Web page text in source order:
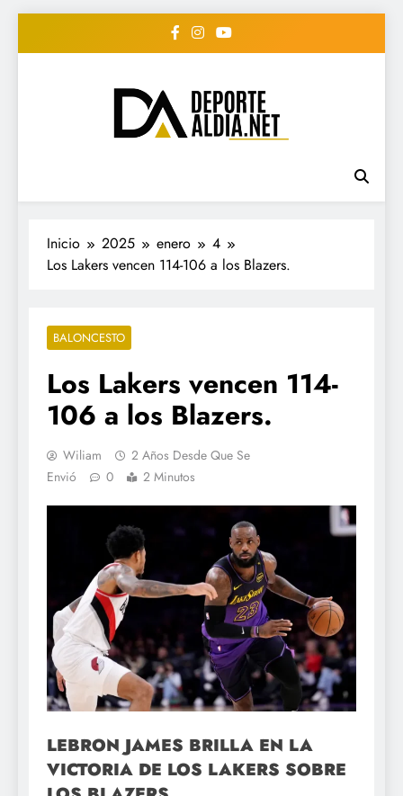
• DEPORTE AL DIA •
"Periodico Deportivo
Digital"
#deportealdiard #deportealdiaperiodico
Inicio 2025 enero
4
Los Lakers vencen 114-106 a los Blazers.
BALONCESTO
Los Lakers vencen 114-
106 a los Blazers.
Wiliam
2 Años Desde Que Se
Envió
0 2 Minutos
LEBRON JAMES BRILLA EN LA
VICTORIA DE LOS LAKERS SOBRE